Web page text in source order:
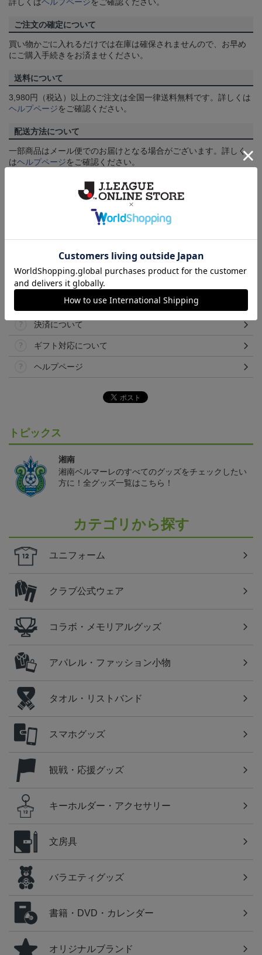
詳しくはヘルプページをご確認ください。
ご注文の確定について
買い物かごに入れるだけでは在庫は確保されませんので、お早め
にご購入手続きをお済ませください。
送料について
3,980円（税込）以上のご注文は全国一律送料無料です。詳しくは
ヘルプページをご確認ください。
配送方法について
一部商品はメール便でのお届けとなる場合がございます。詳しく
はヘルプページをご確認ください。
商品画像は、お使いのパソコンのモニターおよびスマートフォン
のメーカー・機種・画面設定等により、実際の商品の色と異なっ
て見える場合がございます。あらかじめご了承ください。
【仕様について】
取り扱い商品によっては、パッケージやデザインなどの仕様が予
告なく変更になることがございます。
決済について
ギフト対応について
ヘルプページ
トピックス
湘南
湘南ベルマーレのすべてのグッズをチェックしたい
方に！全グッズ一覧はこちら！
カテゴリから探す
ユニフォーム
クラブ公式ウェア
コラボ・メモリアルグッズ
アパレル・ファッション小物
タオル・リストバンド
スマホグッズ
観戦・応援グッズ
キーホルダー・アクセサリー
文房具
バラエティグッズ
書籍・DVD・カレンダー
オリジナルブランド